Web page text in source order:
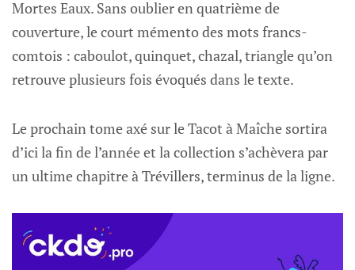
Mortes Eaux. Sans oublier en quatrième de
couverture, le court mémento des mots francs-
comtois : caboulot, quinquet, chazal, triangle qu’on
retrouve plusieurs fois évoqués dans le texte.
Le prochain tome axé sur le Tacot à Maîche sortira
d’ici la fin de l’année et la collection s’achèvera par
un ultime chapitre à Trévillers, terminus de la ligne.